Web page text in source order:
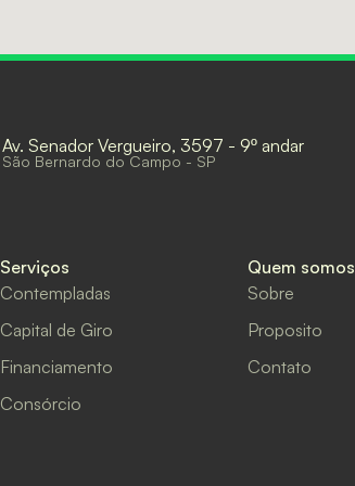
Av. Senador Vergueiro, 3597 - 9º andar
São Bernardo do Campo - SP
Serviços
Contempladas
Capital de Giro
Financiamento
Consórcio
Quem somos
Sobre
Proposito
Contato